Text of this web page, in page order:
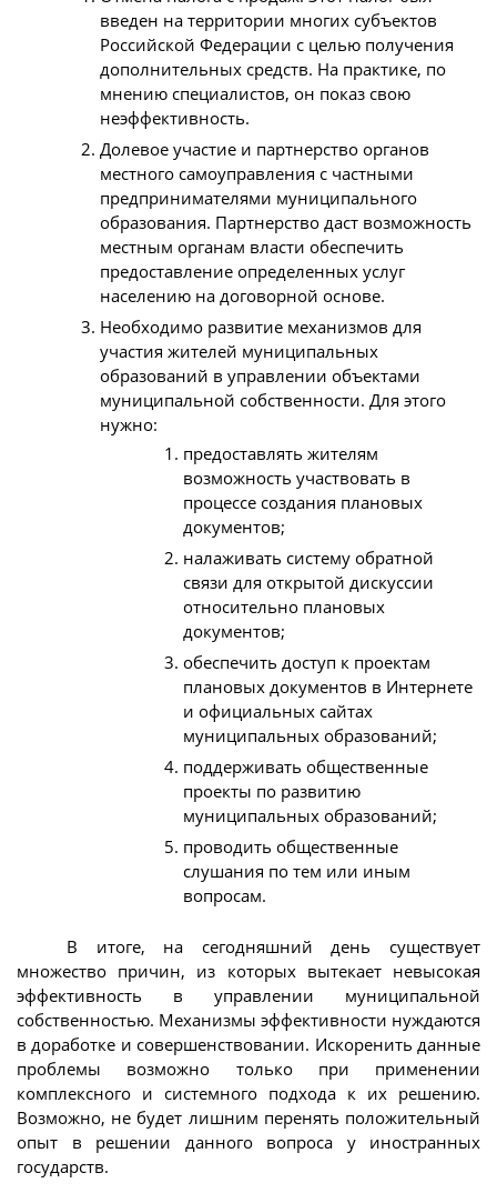
введен на территории многих субъектов
Российской Федерации с целью получения
дополнительных средств. На практике, по
мнению специалистов, он показ свою
неэффективность.
Долевое участие и партнерство органов
местного самоуправления с частными
предпринимателями муниципального
образования. Партнерство даст возможность
местным органам власти обеспечить
предоставление определенных услуг
населению на договорной основе.
Необходимо развитие механизмов для
участия жителей муниципальных
образований в управлении объектами
муниципальной собственности. Для этого
нужно:
предоставлять жителям
возможность участвовать в
процессе создания плановых
документов;
налаживать систему обратной
связи для открытой дискуссии
относительно плановых
документов;
обеспечить доступ к проектам
плановых документов в Интернете
и официальных сайтах
муниципальных образований;
поддерживать общественные
проекты по развитию
муниципальных образований;
проводить общественные
слушания по тем или иным
вопросам.
В итоге, на сегодняшний день существует
множество причин, из которых вытекает невысокая
эффективность в управлении муниципальной
собственностью. Механизмы эффективности нуждаются
в доработке и совершенствовании. Искоренить данные
проблемы возможно только при применении
комплексного и системного подхода к их решению.
Возможно, не будет лишним перенять положительный
опыт в решении данного вопроса у иностранных
государств.